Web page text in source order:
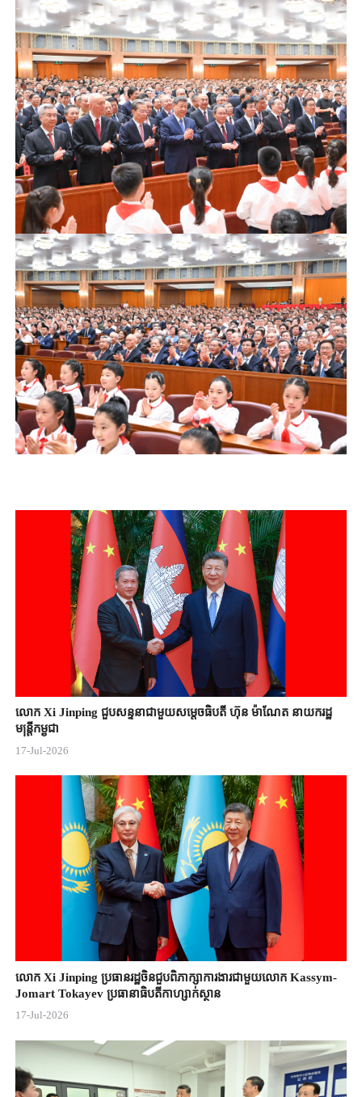
លោក Xi Jinping ជួបសន្ទនាជាមួយសម្តេចធិបតី ហ៊ុន ម៉ាណែត នាយករដ្ឋ
មន្ត្រីកម្ពុជា
17-Jul-2026
លោក Xi Jinping ប្រធានរដ្ឋចិន​ជួបពិភាក្សា​ការងារជាមួយ​លោក Kassym-
Jomart ​Tokayev ​ប្រធានាធិបតី​កាហ្សាក់ស្ថាន​
17-Jul-2026